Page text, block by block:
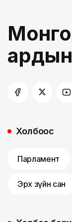
Холбоос
Парламент
Эрх зүйн сан